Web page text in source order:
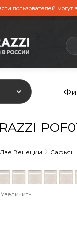
пользователей могут
Две Венеции Сафьян
Увеличить